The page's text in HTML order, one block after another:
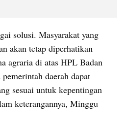
solusi. Masyarakat yang
akan tetap diperhatikan
agraria di atas HPL Badan
daerah dapat
sesuai untuk kepentingan
keterangannya, Minggu